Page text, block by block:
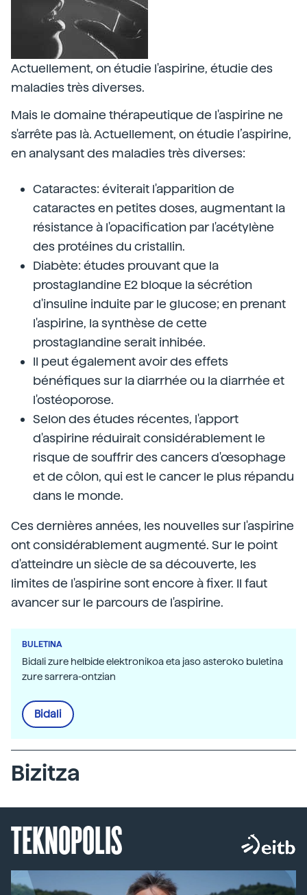
Actuellement, on étudie l'aspirine, étudie des
maladies très diverses.
Mais le domaine thérapeutique de l'aspirine ne
s'arrête pas là. Actuellement, on étudie l’aspirine,
en analysant des maladies très diverses:
Cataractes: éviterait l'apparition de
cataractes en petites doses, augmentant la
résistance à l'opacification par l'acétylène
des protéines du cristallin.
Diabète: études prouvant que la
prostaglandine E2 bloque la sécrétion
d'insuline induite par le glucose; en prenant
l'aspirine, la synthèse de cette
prostaglandine serait inhibée.
Il peut également avoir des effets
bénéfiques sur la diarrhée ou la diarrhée et
l'ostéoporose.
Selon des études récentes, l'apport
d'aspirine réduirait considérablement le
risque de souffrir des cancers d'œsophage
et de côlon, qui est le cancer le plus répandu
dans le monde.
Ces dernières années, les nouvelles sur l'aspirine
ont considérablement augmenté. Sur le point
d'atteindre un siècle de sa découverte, les
limites de l'aspirine sont encore à fixer. Il faut
avancer sur le parcours de l'aspirine.
BULETINA
Bidali zure helbide elektronikoa eta jaso asteroko buletina
zure sarrera-ontzian
Bidali
Bizitza
TEKNOPOLIS